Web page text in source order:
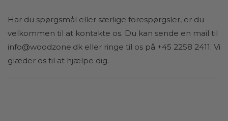
Har du spørgsmål eller særlige forespørgsler, er du
velkommen til at kontakte os. Du kan sende en mail til
info@woodzone.dk eller ringe til os på +45 2258 2411. Vi
glæder os til at hjælpe dig.